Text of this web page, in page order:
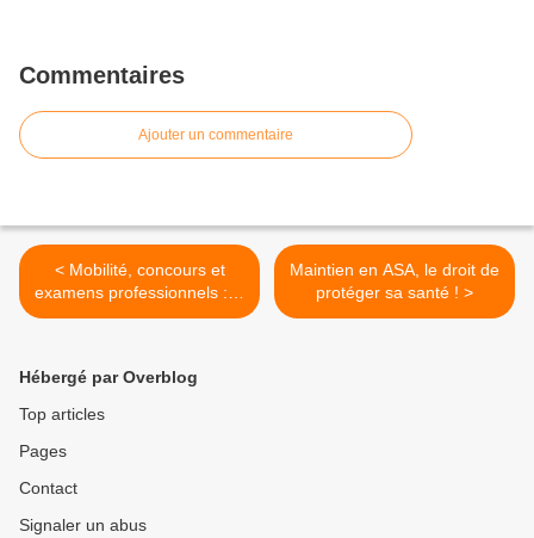
Commentaires
Ajouter un commentaire
< Mobilité, concours et
examens professionnels : le
point sur la situation à la
Maintien en ASA, le droit de
protéger sa santé ! >
Hébergé par Overblog
Top articles
Pages
Contact
Signaler un abus